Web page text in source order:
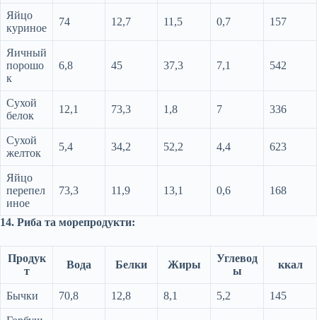
Яйцо
куриное
74 12,7 11,5 0,7 157
Яичный
порошо
к
6,8 45 37,3 7,1 542
Сухой
белок
12,1 73,3 1,8 7 336
Сухой
желток
5,4 34,2 52,2 4,4 623
Яйцо
перепел
иное
73,3 11,9 13,1 0,6 168
14. Риба та морепродукти:
Продук
т
Вода Белки Жиры
Углевод
ы
ккал
Бычки 70,8 12,8 8,1 5,2 145